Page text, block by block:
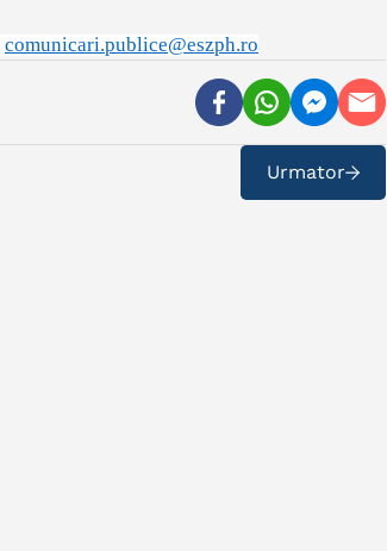
comunicari.publice@eszph.ro
Urmator